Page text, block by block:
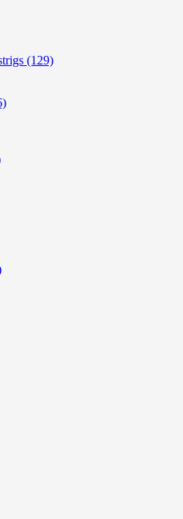
(129)